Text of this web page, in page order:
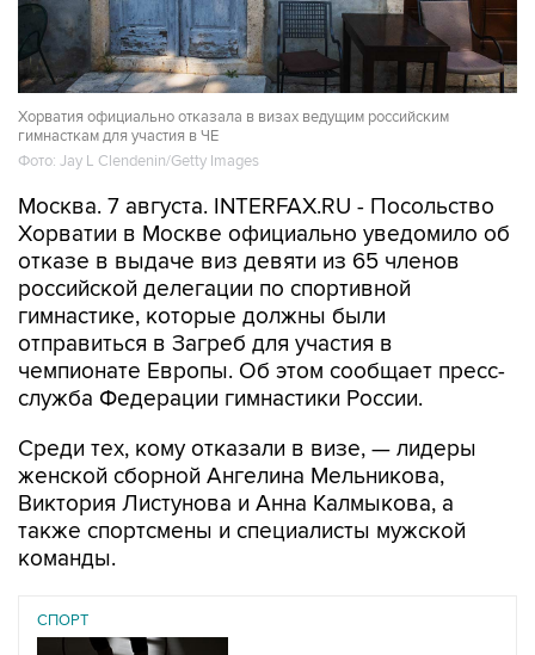
Хорватия официально отказала в визах ведущим российским
гимнасткам для участия в ЧЕ
Фото: Jay L Clendenin/Getty Images
Москва. 7 августа. INTERFAX.RU - Посольство
Хорватии в Москве официально уведомило об
отказе в выдаче виз девяти из 65 членов
российской делегации по спортивной
гимнастике, которые должны были
отправиться в Загреб для участия в
чемпионате Европы. Об этом сообщает пресс-
служба Федерации гимнастики России.
Среди тех, кому отказали в визе, — лидеры
женской сборной Ангелина Мельникова,
Виктория Листунова и Анна Калмыкова, а
также спортсмены и специалисты мужской
команды.
СПОРТ